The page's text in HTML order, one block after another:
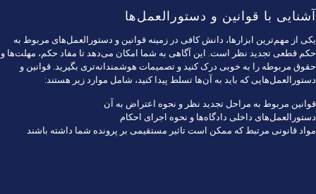
آشنایی با قوانین و دستورالعمل‌ها
یکی از مهم‌ترین ابزارها، دانش کافی در زمینه قوانین و دستورالعمل‌های مربوط به
حکم قطعی تجدید نظر است. این آگاهی به شما امکان می‌دهد تا مفاد حکم، مهلت‌ها و
حقوق مربوطه را به خوبی درک کنید و تصمیمات هوشمندانه‌تری بگیرید. قوانین و
دستورالعمل‌هایی که باید به آن‌ها تسلط پیدا کنید، شامل موارد زیر هستند:
قوانین مربوط به مراحل تجدید نظر و نحوه اعتراض به آن
دستورالعمل‌های داخلی دادگاه‌ها و نحوه اجرای احکام
مواد قانونی مرتبط که ممکن است تاثیر مستقیمی بر پرونده شما داشته باشند